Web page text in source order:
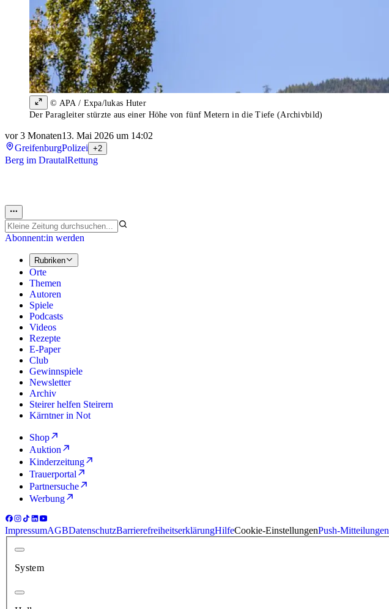
© APA / Expa/lukas Huter
Der Paragleiter stürzte aus einer Höhe von fünf Metern in die Tiefe (Archivbild)
vor 3 Monaten13. Mai 2026 um 14:02
GreifenburgPolizei +2
Berg im DrautalRettung
Abonnent:in werden
Rubriken
Orte
Themen
Autoren
Spiele
Podcasts
Videos
Rezepte
E-Paper
Club
Gewinnspiele
Newsletter
Archiv
Steirer helfen Steirern
Kärntner in Not
Shop
Auktion
Kinderzeitung
Trauerportal
Partnersuche
Werbung
ImpressumAGBDatenschutzBarrierefreiheitserklärungHilfeCookie-EinstellungenPush-Mitteilungen
System